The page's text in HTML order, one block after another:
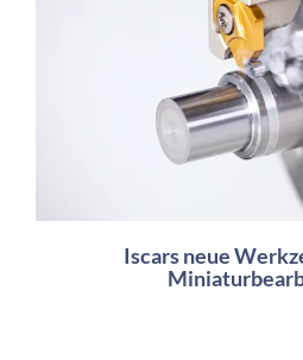
Iscars neue